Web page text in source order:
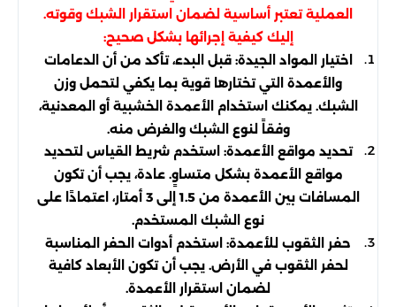
العملية تعتبر أساسية لضمان استقرار الشبك وقوته.
إليك كيفية إجرائها بشكل صحيح:
اختيار المواد الجيدة: قبل البدء، تأكد من أن الدعامات
والأعمدة التي تختارها قوية بما يكفي لتحمل وزن
الشبك. يمكنك استخدام الأعمدة الخشبية أو المعدنية،
وفقاً لنوع الشبك والغرض منه.
تحديد مواقع الأعمدة: استخدم شريط القياس لتحديد
مواقع الأعمدة بشكل متساوٍ. عادة، يجب أن تكون
المسافات بين الأعمدة من 1.5 إلى 3 أمتار، اعتمادًا على
نوع الشبك المستخدم.
حفر الثقوب للأعمدة: استخدم أدوات الحفر المناسبة
لحفر الثقوب في الأرض. يجب أن تكون الأبعاد كافية
لضمان استقرار الأعمدة.